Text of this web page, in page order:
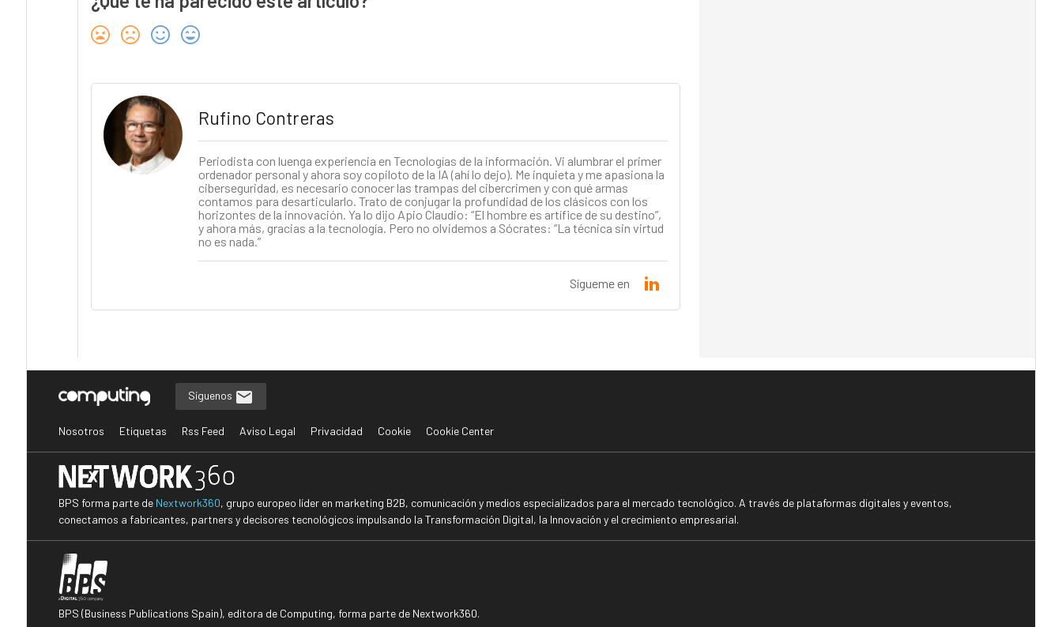
Rufino Contreras
Periodista con luenga experiencia en Tecnologías de la información. Vi alumbrar el primer
ordenador personal y ahora soy copiloto de la IA (ahí lo dejo). Me inquieta y me apasiona la
ciberseguridad, es necesario conocer las trampas del cibercrimen y con qué armas
contamos para desarticularlo. Trato de conjugar la profundidad de los clásicos con los
horizontes de la innovación. Ya lo dijo Apio Claudio: “El hombre es artífice de su destino”,
y ahora más, gracias a la tecnología. Pero no olvidemos a Sócrates: “La técnica sin virtud
no es nada.”
Sígueme en
Síguenos
Nosotros Etiquetas Rss Feed Aviso Legal Privacidad Cookie Cookie Center
BPS forma parte de Nextwork360, grupo europeo líder en marketing B2B, comunicación y medios especializados para el mercado tecnológico. A través de plataformas digitales y eventos,
conectamos a fabricantes, partners y decisores tecnológicos impulsando la Transformación Digital, la Innovación y el crecimiento empresarial.
BPS (Business Publications Spain), editora de Computing, forma parte de Nextwork360.